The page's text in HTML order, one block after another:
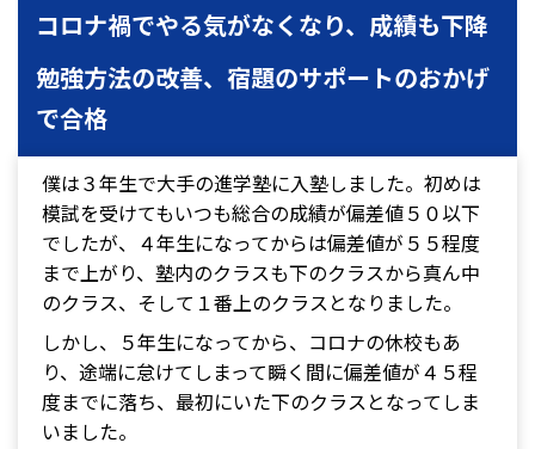
コロナ禍でやる気がなくなり、成績も下降
勉強方法の改善、宿題のサポートのおかげ
で合格
僕は３年生で大手の進学塾に入塾しました。初めは
模試を受けてもいつも総合の成績が偏差値５０以下
でしたが、４年生になってからは偏差値が５５程度
まで上がり、塾内のクラスも下のクラスから真ん中
のクラス、そして１番上のクラスとなりました。
しかし、５年生になってから、コロナの休校もあ
り、途端に怠けてしまって瞬く間に偏差値が４５程
度までに落ち、最初にいた下のクラスとなってしま
いました。